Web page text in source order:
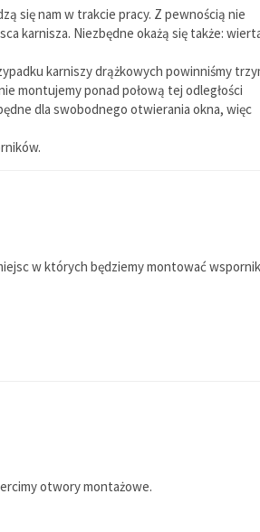
się nam w trakcie pracy. Z pewnością nie
karnisza. Niezbędne okażą się także:
karniszy drążkowych powinniśmy
montujemy ponad połową tej odległości
dla swobodnego otwierania okna, więc
w których będziemy montować wspornik
otwory montażowe.